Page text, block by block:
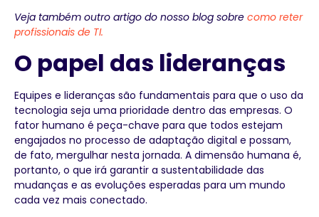
Veja também outro artigo do nosso blog sobre como reter
profissionais de TI.
O papel das lideranças
Equipes e lideranças são fundamentais para que o uso da
tecnologia seja uma prioridade dentro das empresas. O
fator humano é peça-chave para que todos estejam
engajados no processo de adaptação digital e possam,
de fato, mergulhar nesta jornada. A dimensão humana é,
portanto, o que irá garantir a sustentabilidade das
mudanças e as evoluções esperadas para um mundo
cada vez mais conectado.